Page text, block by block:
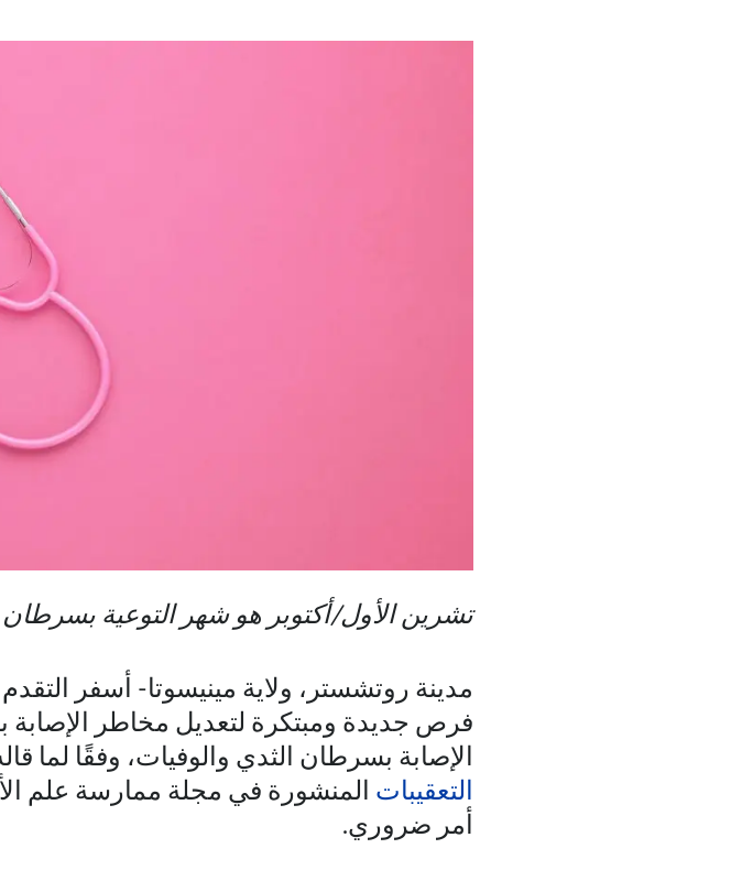
تشرين الأول/أكتوبر هو شهر التوعية بسرطان
مدينة روتشستر، ولاية مينيسوتا- أسفر
فرص جديدة ومبتكرة لتعديل مخاطر الإصابة
الإصابة بسرطان الثدي والوفيات، وفقًا لما
التعقيبات المنشورة في مجلة ممارسة علم
أمر ضروري.